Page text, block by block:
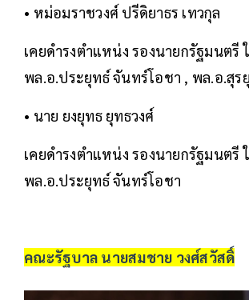
• หม่อมราชวงศ์ ปรีดิยาธร เทวกุล
เคยดำรงตำแหน่ง รองนายกรัฐมนตรี
พล.อ.ประยุทธ์ จันทร์โอชา , พล.อ.สุร
• นาย ยงยุทธ ยุทธวงศ์
เคยดำรงตำแหน่ง รองนายกรัฐมนตรี
พล.อ.ประยุทธ์ จันทร์โอชา
คณะรัฐบาล นายสมชาย วงศ์สวัสดิ์